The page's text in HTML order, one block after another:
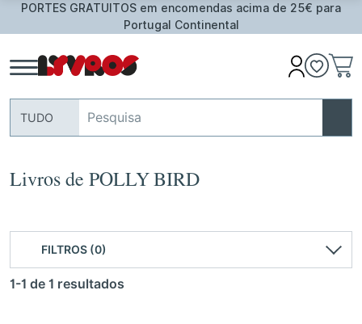
PORTES GRATUITOS em encomendas acima de 25€ para
Portugal Continental
TUDO
Livros de POLLY BIRD
FILTROS (0)
1-1 de 1 resultados